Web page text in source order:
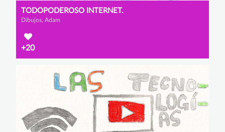
TODOPODEROSO INTERNET.
Dibujos, Adam
+20